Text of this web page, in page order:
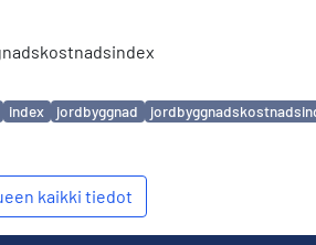
index jordbyggnad
kaikki tiedot